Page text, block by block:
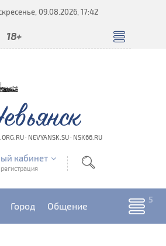
09.08.2026, 17:42
18+
· NEVYANSK.SU · NSK66.RU
кабинет
Город Общение